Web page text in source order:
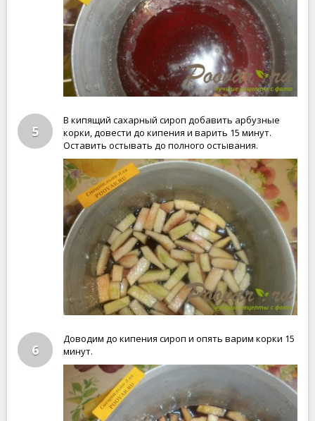
5
В кипящий сахарный сироп добавить арбузные
корки, довести до кипения и варить 15 минут.
Оставить остывать до полного остывания.
6
Доводим до кипения сироп и опять варим корки 15
минут.